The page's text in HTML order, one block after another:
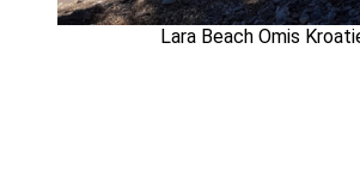
Lara Beach Omis